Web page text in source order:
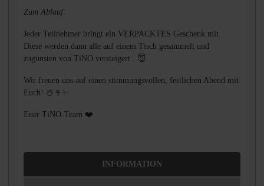
Zum Ablauf:
Jeder Teilnehmer bringt ein VERPACKTES Geschenk mit.
Diese werden dann alle auf einem Tisch gesammelt und
zugunsten von TiNO versteigert.. 😇
Wir freuen uns auf einen stimmungsvollen, festlichen Abend mit
Euch! ☃️🍷✨
Euer TiNO-Team ❤️
INFORMATION